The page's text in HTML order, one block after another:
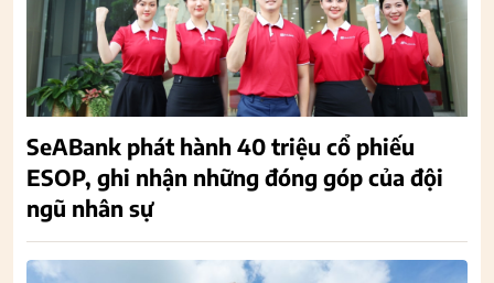
SeABank phát hành 40 triệu cổ phiếu
ESOP, ghi nhận những đóng góp của đội
ngũ nhân sự